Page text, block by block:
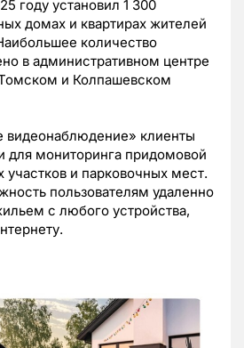
году установил 1 300
домах и квартирах жителей
количество
в административном центре
и Колпашевском
видеонаблюдение» клиенты
для мониторинга придомовой
участков и парковочных мест.
пользователям удаленно
с любого устройства,